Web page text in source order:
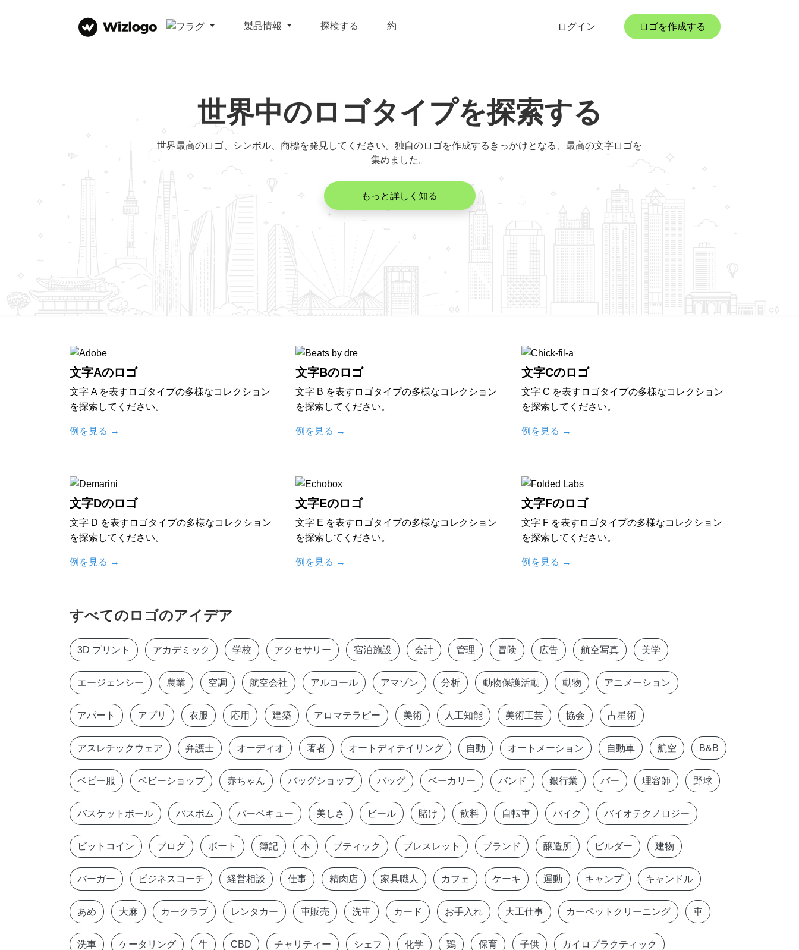
製品情報 探検する 約 ログイン ロゴを作成する
世界中のロゴタイプを探索する
世界最高のロゴ、シンボル、商標を発見してください。独自のロゴを作成するきっかけとなる、最高の文字ロゴを
集めました。
もっと詳しく知る
文字Aのロゴ
文字 A を表すロゴタイプの多様なコレクション
を探索してください。
例を見る →
文字Bのロゴ
文字 B を表すロゴタイプの多様なコレクション
を探索してください。
例を見る →
文字Cのロゴ
文字 C を表すロゴタイプの多様なコレクション
を探索してください。
例を見る →
文字Dのロゴ
文字 D を表すロゴタイプの多様なコレクション
を探索してください。
例を見る →
文字Eのロゴ
文字 E を表すロゴタイプの多様なコレクション
を探索してください。
例を見る →
文字Fのロゴ
文字 F を表すロゴタイプの多様なコレクション
を探索してください。
例を見る →
すべてのロゴのアイデア
3D プリント アカデミック 学校 アクセサリー 宿泊施設 会計 管理 冒険 広告 航空写真 美学
エージェンシー 農業 空調 航空会社 アルコール アマゾン 分析 動物保護活動 動物 アニメーション
アパート アプリ 衣服 応用 建築 アロマテラピー 美術 人工知能 美術工芸 協会 占星術
アスレチックウェア 弁護士 オーディオ 著者 オートディテイリング 自動 オートメーション 自動車 航空 B&B
ベビー服 ベビーショップ 赤ちゃん バッグショップ バッグ ベーカリー バンド 銀行業 バー 理容師 野球
バスケットボール バスボム バーベキュー 美しさ ビール 賭け 飲料 自転車 バイク バイオテクノロジー
ビットコイン ブログ ボート 簿記 本 ブティック ブレスレット ブランド 醸造所 ビルダー 建物
バーガー ビジネスコーチ 経営相談 仕事 精肉店 家具職人 カフェ ケーキ 運動 キャンプ キャンドル
あめ 大麻 カークラブ レンタカー 車販売 洗車 カード お手入れ 大工仕事 カーペットクリーニング 車
洗車 ケータリング 牛 CBD チャリティー シェフ 化学 鶏 保育 子供 カイロプラクティック